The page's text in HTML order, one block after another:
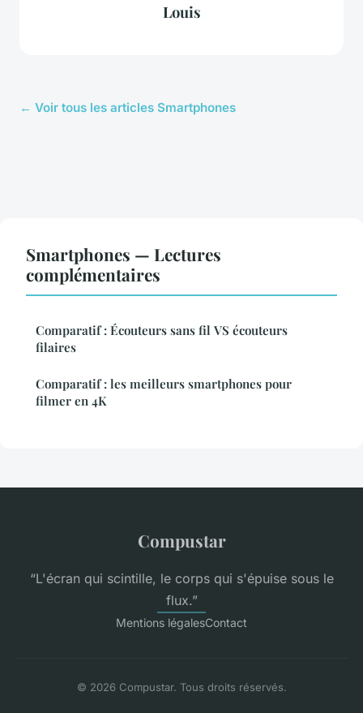
Louis
← Voir tous les articles Smartphones
Smartphones — Lectures
complémentaires
Comparatif : Écouteurs sans fil VS écouteurs
filaires
Comparatif : les meilleurs smartphones pour
filmer en 4K
Compustar
“L'écran qui scintille, le corps qui s'épuise sous le
flux.”
Mentions légalesContact
© 2026 Compustar. Tous droits réservés.